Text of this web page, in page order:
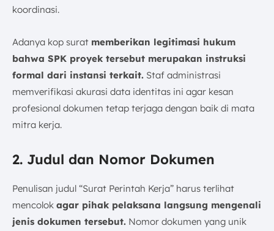
koordinasi.
Adanya kop surat memberikan legitimasi hukum
bahwa SPK proyek tersebut merupakan instruksi
formal dari instansi terkait. Staf administrasi
memverifikasi akurasi data identitas ini agar kesan
profesional dokumen tetap terjaga dengan baik di mata
mitra kerja.
2. Judul dan Nomor Dokumen
Penulisan judul “Surat Perintah Kerja” harus terlihat
mencolok agar pihak pelaksana langsung mengenali
jenis dokumen tersebut. Nomor dokumen yang unik